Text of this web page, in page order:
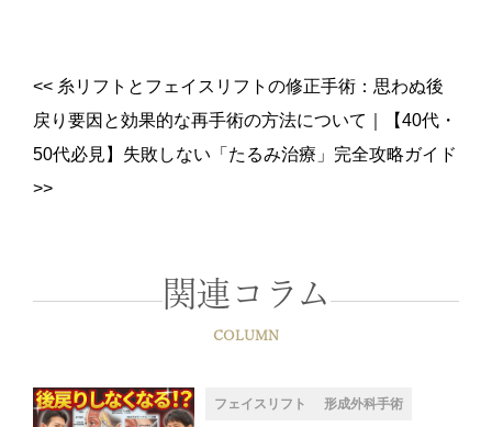
<<糸リフトとフェイスリフトの修正手術：思わぬ後
戻り要因と効果的な再手術の方法について
【40代・
50代必見】失敗しない「たるみ治療」完全攻略ガイド
>>
関連コラム
COLUMN
フェイスリフト 形成外科手術